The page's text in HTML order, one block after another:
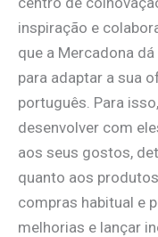
inspiração e
que a Mercadona
para adaptar a sua
português. Para
desenvolver com
aos seus gostos,
quanto aos
compras habitual e
melhorias e lançar